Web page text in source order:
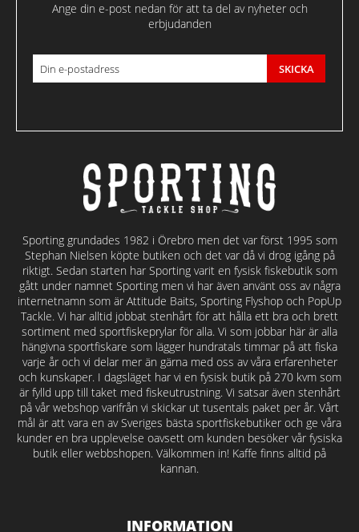
Ange din e-post nedan för att ta del av nyheter och
erbjudanden
SKICKA
Sporting grundades 1982 i Örebro men det var först 1995 som
Stephan Nielsen köpte butiken och det var då vi drog igång på
riktigt. Sedan starten har Sporting varit en fysisk fiskebutik som
gått under namnet Sporting men vi har även använt oss av några
internetnamn som är Attitude Baits, Sporting Flyshop och PopUp
Tackle. Vi har alltid jobbat stenhårt för att hålla ett bra och brett
sortiment med sportfiskeprylar för alla. Vi som jobbar här är alla
hängivna sportfiskare som lägger hundratals timmar på att fiska
varje år och vi delar mer än gärna med oss av våra erfarenheter
och kunskaper. I dagsläget har vi en fysisk butik på 270 kvm som
är fylld upp till taket med fiskeutrustning. Vi satsar även stenhårt
på vår webshop varifrån vi skickar ut tusentals paket per år. Vårt
mål är att vara en av Sveriges bästa sportfiskebutiker och ge våra
kunder en bra upplevelse oavsett om kunden besöker vår fysiska
butik eller webbshopen. Välkommen in! Kaffe finns alltid på
kannan.
INFORMATION